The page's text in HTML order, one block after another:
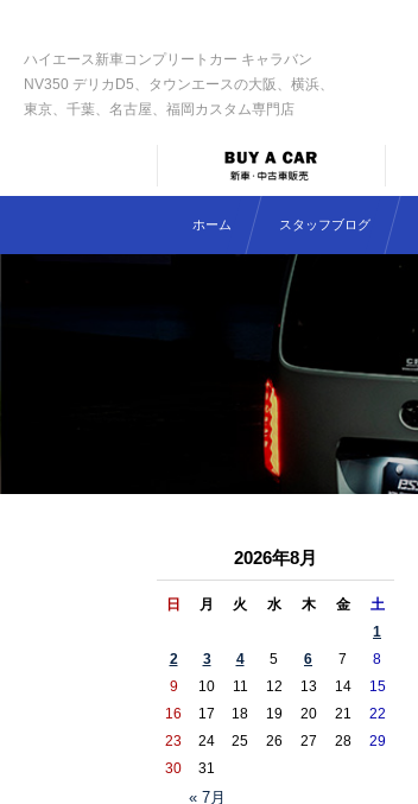
ハイエース新車コンプリートカー キャラバン
NV350 デリカD5、タウンエースの大阪、横浜、
東京、千葉、名古屋、福岡カスタム専門店
ホーム スタッフブログ
2026年8月
日 月 火 水 木 金 土
« 7月
1
2
3 4 5 6 7
8
9
10 11 12 13 14
15
16
17 18 19 20 21
22
23
24 25 26 27 28
29
30
31